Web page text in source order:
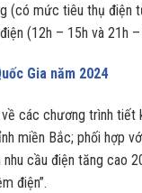
(có mức tiêu thụ
(12h – 15h và 21h
Gia năm 2024
các chương trình
miền Bắc; phối hợp
cầu điện tăng cao
điện”.